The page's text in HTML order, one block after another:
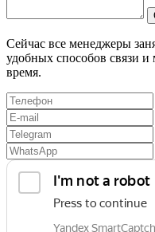
Сейчас все менеджеры
удобных способов связи
время.